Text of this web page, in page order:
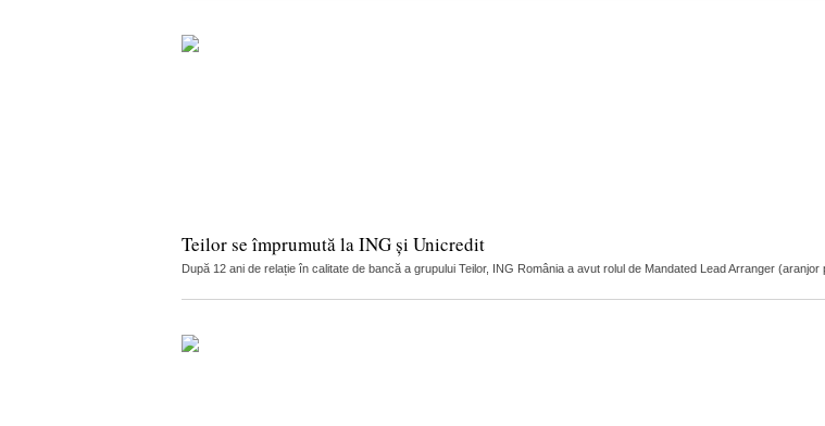
Teilor se împrumută la ING și Unicredit
După 12 ani de relație în calitate de bancă a grupului Teilor, ING România a avut rolul de Mandated Lead Arranger